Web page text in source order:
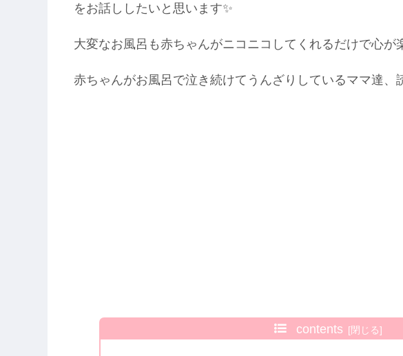
をお話ししたいと思います✨
大変なお風呂も赤ちゃんがニコニコしてくれるだけで心が
赤ちゃんがお風呂で泣き続けてうんざりしているママ達、
contents